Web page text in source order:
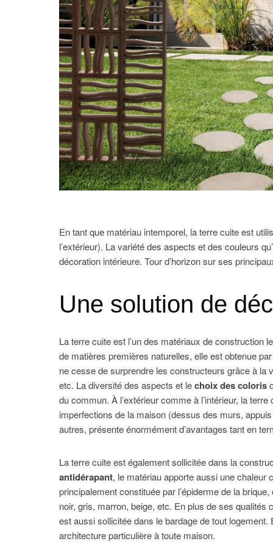
En tant que matériau intemporel, la terre cuite est
l’extérieur). La variété des aspects et des couleurs
décoration intérieure. Tour d’horizon sur ses
Une solution de
La terre cuite est l’un des matériaux de construction
de matières premières naturelles, elle est obtenue
ne cesse de surprendre les constructeurs grâce à la
etc. La diversité des aspects et lechoix des coloris
du commun. À l’extérieur comme à l’intérieur, la
imperfections de la maison (dessus des murs,
autres, présente énormément d’avantages tant en
La terre cuite est également sollicitée dans la
antidérapant, le matériau apporte aussi une
principalement constituée par l’épiderme de la
noir, gris, marron, beige, etc. En plus de ses
est aussi sollicitée dans le bardage de tout
architecture particulière à toute maison.